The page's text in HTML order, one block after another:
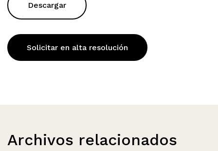
Descargar
Solicitar en alta resolución
Archivos relacionados